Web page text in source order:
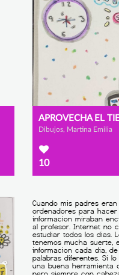
APROVECHA EL
Dibujos, Martina Emilia
10